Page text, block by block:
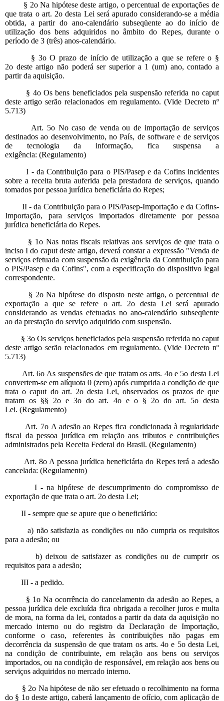
§ 2o Na hipótese deste artigo, o percentual de exportações de
que trata o art. 2o desta Lei será apurado considerando-se a média
obtida, a partir do ano-calendário subseqüente ao do início de
utilização dos bens adquiridos no âmbito do Repes, durante o
período de 3 (três) anos-calendário.
§ 3o O prazo de início de utilização a que se refere o §
2o deste artigo não poderá ser superior a 1 (um) ano, contado a
partir da aquisição.
§ 4o Os bens beneficiados pela suspensão referida no caput
deste artigo serão relacionados em regulamento. (Vide Decreto nº
5.713)
Art. 5o No caso de venda ou de importação de serviços
destinados ao desenvolvimento, no País, de software e de serviços
de tecnologia da informação, fica suspensa a
exigência: (Regulamento)
I - da Contribuição para o PIS/Pasep e da Cofins incidentes
sobre a receita bruta auferida pela prestadora de serviços, quando
tomados por pessoa jurídica beneficiária do Repes;
II - da Contribuição para o PIS/Pasep-Importação e da Cofins-
Importação, para serviços importados diretamente por pessoa
jurídica beneficiária do Repes.
§ 1o Nas notas fiscais relativas aos serviços de que trata o
inciso I do caput deste artigo, deverá constar a expressão "Venda de
serviços efetuada com suspensão da exigência da Contribuição para
o PIS/Pasep e da Cofins", com a especificação do dispositivo legal
correspondente.
§ 2o Na hipótese do disposto neste artigo, o percentual de
exportação a que se refere o art. 2o desta Lei será apurado
considerando as vendas efetuadas no ano-calendário subseqüente
ao da prestação do serviço adquirido com suspensão.
§ 3o Os serviços beneficiados pela suspensão referida no caput
deste artigo serão relacionados em regulamento. (Vide Decreto nº
5.713)
Art. 6o As suspensões de que tratam os arts. 4o e 5o desta Lei
convertem-se em alíquota 0 (zero) após cumprida a condição de que
trata o caput do art. 2o desta Lei, observados os prazos de que
tratam os §§ 2o e 3o do art. 4o e o § 2o do art. 5o desta
Lei. (Regulamento)
Art. 7o A adesão ao Repes fica condicionada à regularidade
fiscal da pessoa jurídica em relação aos tributos e contribuições
administrados pela Receita Federal do Brasil. (Regulamento)
Art. 8o A pessoa jurídica beneficiária do Repes terá a adesão
cancelada: (Regulamento)
I - na hipótese de descumprimento do compromisso de
exportação de que trata o art. 2o desta Lei;
II - sempre que se apure que o beneficiário:
a) não satisfazia as condições ou não cumpria os requisitos
para a adesão; ou
b) deixou de satisfazer as condições ou de cumprir os
requisitos para a adesão;
III - a pedido.
§ 1o Na ocorrência do cancelamento da adesão ao Repes, a
pessoa jurídica dele excluída fica obrigada a recolher juros e multa
de mora, na forma da lei, contados a partir da data da aquisição no
mercado interno ou do registro da Declaração de Importação,
conforme o caso, referentes às contribuições não pagas em
decorrência da suspensão de que tratam os arts. 4o e 5o desta Lei,
na condição de contribuinte, em relação aos bens ou serviços
importados, ou na condição de responsável, em relação aos bens ou
serviços adquiridos no mercado interno.
§ 2o Na hipótese de não ser efetuado o recolhimento na forma
do § 1o deste artigo, caberá lançamento de ofício, com aplicação de